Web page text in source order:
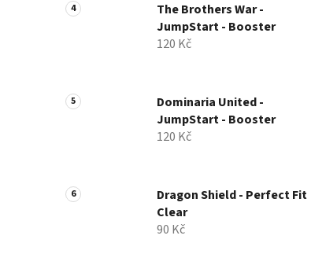
The Brothers War -
JumpStart - Booster
120 Kč
Dominaria United -
JumpStart - Booster
120 Kč
Dragon Shield - Perfect Fit
Clear
90 Kč